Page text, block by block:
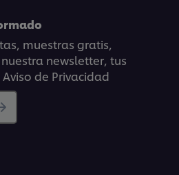
muestras gratis,
newsletter, tus
de Privacidad